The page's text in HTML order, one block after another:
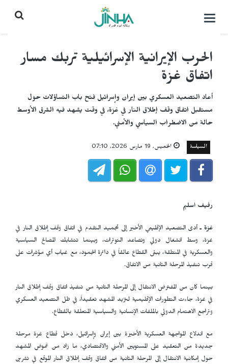
التحكم
الحرب الإيرانية الإسرائيلية تربك مسار
اتفاق غزة
أعاد التصعيد العسكري بين إيران وإسرائيل فتح باب التساؤلات حول
مستقبل اتفاق وقف إطلاق النار في غزة، في وقت يشهد فيه الشرق الأوسط
حالة من الاضطراب السياسي والأمني.
السياسة الخميس, 19 مارس 2026, 07:10
رفيف اسليم
غزة ـ أدى التصعيد الإقليمي الأخير إلى تجميد التقدم في اتفاق وقف إطلاق النار في
غزة، وسط انشغال دولي وتصاعد التوترات، وبينما تتشابك المصالح السياسية
والعسكرية في المنطقة، يبقى القطاع عالقاً في دائرة الجمود، مع غياب أي مؤشرات على
قرب تنفيذ المرحلة الثانية من الاتفاق.
بينما كان من المفترض الانتقال إلى المرحلة الثانية من تنفيذ اتفاق وقف إطلاق النار
في غزة، جاءت التطورات الإقليمية لتزيد المشهد تعقيداً، في ظل التصعيد العسكري
وتراجع الاهتمام الدولي بالملفات الإنسانية والسياسية المتعلقة بالقطاع.
مع اندلاع المواجهة العسكرية الأخيرة بين إيران وإسرائيل، دخل قطاع غزة مرحلة
جديدة من التعقيد على المستويين الأمني والاقتصادي، ما زاد من غموض المشهد
حول إمكانية الانتقال إلى المرحلة الثانية من اتفاق وقف إطلاق النار الموقع في تشرين